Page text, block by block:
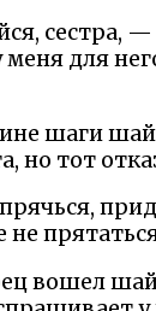
сестра, —
для
шаги
но тот
вошел